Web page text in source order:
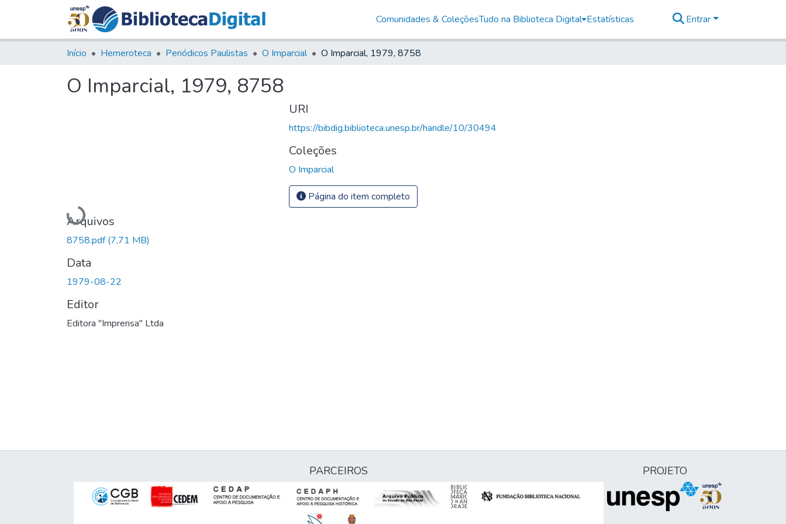
Comunidades & ColeçõesTudo na Biblioteca Digital Estatísticas Entrar
Início Hemeroteca Periódicos Paulistas O Imparcial O Imparcial, 1979, 8758
O Imparcial, 1979, 8758
Carregando...
Arquivos
8758.pdf(7,71 MB)
Data
1979-08-22
Editor
Editora "Imprensa" Ltda
URI
https://bibdig.biblioteca.unesp.br/handle/10/30494
Coleções
O Imparcial
Página do item completo
PARCEIROS PROJETO